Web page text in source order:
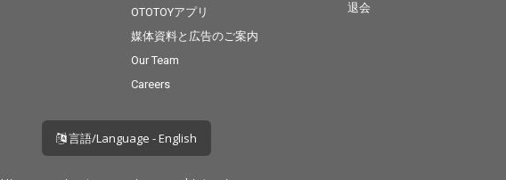
OTOTOYアプリ
媒体資料と広告のご案内
Our Team
Careers
退会
言語/Language - English